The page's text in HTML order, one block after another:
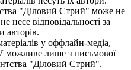
"Діловий Стрий" може не
несе відповідальності за
авторів.
у оффлайн-медіа,
можливе лише з письмової
"Діловий Стрий".